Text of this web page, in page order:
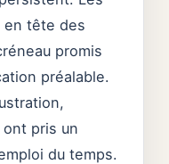
en tête des
promis
préalable.
pris un
du temps.